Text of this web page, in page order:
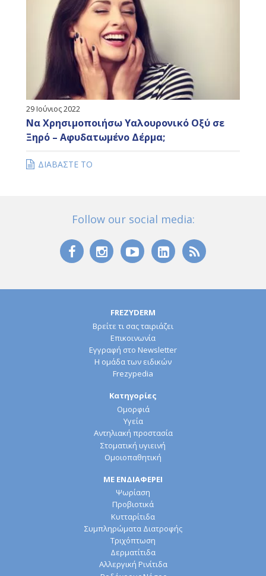
29 Ιούνιος 2022
Να Χρησιμοποιήσω Υαλουρονικό Οξύ σε
Ξηρό – Αφυδατωμένο Δέρμα;
ΔΙΑΒΑΣΤΕ ΤΟ
Follow our social media:
FREZYDERM
Βρείτε τι σας ταιριάζει
Επικοινωνία
Εγγραφή στο Newsletter
Η ομάδα των ειδικών
Frezypedia
Κατηγορίες
Ομορφιά
Υγεία
Αντηλιακή προστασία
Στοματική υγιεινή
Ομοιοπαθητική
ΜΕ ΕΝΔΙΑΦΕΡΕΙ
Ψωρίαση
Προβιοτικά
Κυτταρίτιδα
Συμπληρώματα Διατροφής
Τριχόπτωση
Δερματίτιδα
Αλλεργική Ρινίτιδα